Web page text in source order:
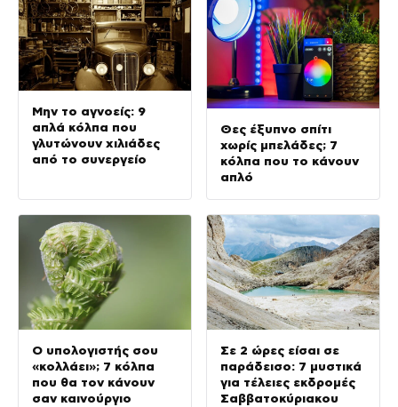
Μην το αγνοείς: 9
απλά κόλπα που
γλυτώνουν χιλιάδες
από το συνεργείο
Θες έξυπνο σπίτι
χωρίς μπελάδες; 7
κόλπα που το κάνουν
απλό
Ο υπολογιστής σου
«κολλάει»; 7 κόλπα
που θα τον κάνουν
σαν καινούργιο
Σε 2 ώρες είσαι σε
παράδεισο: 7 μυστικά
για τέλειες εκδρομές
Σαββατοκύριακου